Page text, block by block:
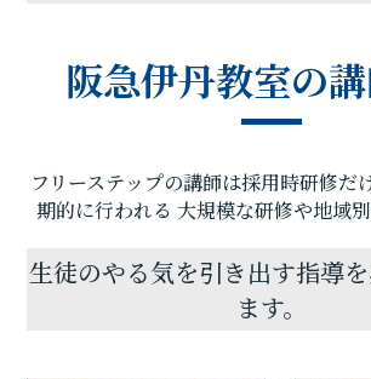
上が目指すことが可能です。
苦手分野の克服、成績アップ、入試対
に関するご相談・ご要望のある方がい
ださい。ゴールに向けて計画を立て
強をすることで目標は実現できます!
阪急伊丹教室の
フリーステップの講師は採用時研修だ
期的に行われる 大規模な研修や地域別
生徒のやる気を引き出す指導
ます。